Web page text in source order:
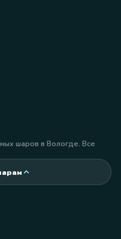
шаров в Вологде. Все